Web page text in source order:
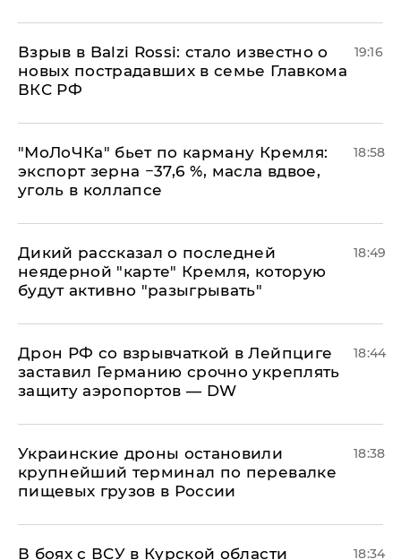
Взрыв в Balzi Rossi: стало известно о
новых пострадавших в семье Главкома
ВКС РФ
19:16
​"МоЛоЧКа" бьет по карману Кремля:
экспорт зерна −37,6 %, масла вдвое,
уголь в коллапсе
18:58
Дикий рассказал о последней
неядерной "карте" Кремля, которую
будут активно "разыгрывать"
18:49
​Дрон РФ со взрывчаткой в Лейпциге
заставил Германию срочно укреплять
защиту аэропортов — DW
18:44
Украинские дроны остановили
крупнейший терминал по перевалке
пищевых грузов в России
18:38
В боях с ВСУ в Курской области
18:34